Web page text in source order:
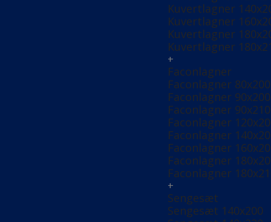
Kuvertlagner
Kuvertlagner
Kuvertlagner
Kuvertlagner
+
Faconlagner
Faconlagner 80x200
Faconlagner 90x200
Faconlagner 90x210
Faconlagner
Faconlagner
Faconlagner
Faconlagner
Faconlagner
+
Sengesæt
Sengesæt 140x200